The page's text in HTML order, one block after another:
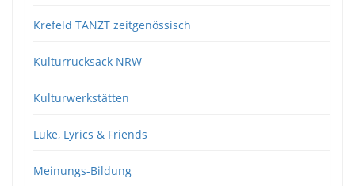
Krefeld TANZT zeitgenössisch
Kulturrucksack NRW
Kulturwerkstätten
Luke, Lyrics & Friends
Meinungs-Bildung